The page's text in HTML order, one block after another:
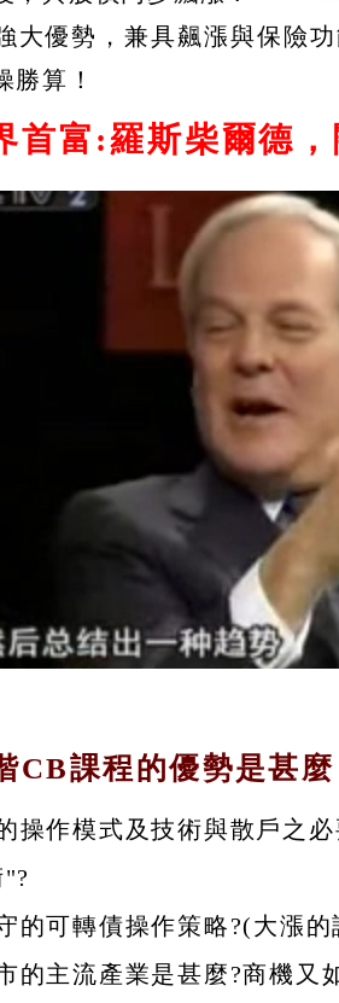
大優勢，兼具飆漲與保險
勝算！
首富:羅斯柴爾德
CB課程的優勢是甚
操作模式及技術與散戶之
的可轉債操作策略?(大漲
的主流產業是甚麼?商機又